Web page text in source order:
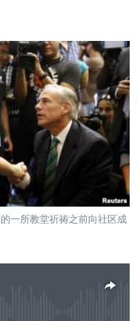
一所教堂祈祷之前向社区成